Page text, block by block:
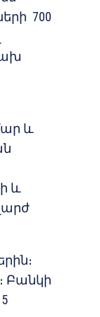
700
և
և
Բանկի